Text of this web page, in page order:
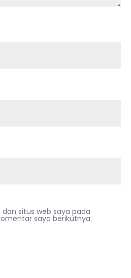
situs web saya pada
saya berikutnya.